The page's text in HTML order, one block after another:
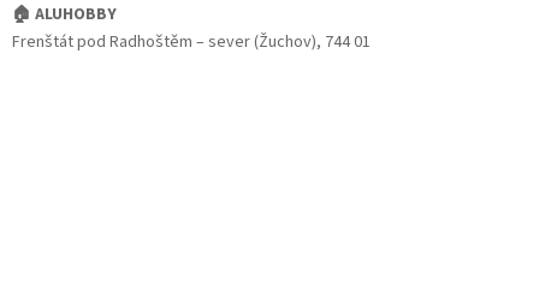
🏠 ALUHOBBY
Frenštát pod Radhoštěm – sever (Žuchov), 744 01